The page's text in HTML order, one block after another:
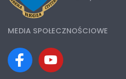
MEDIA SPOŁECZNOŚCIOWE